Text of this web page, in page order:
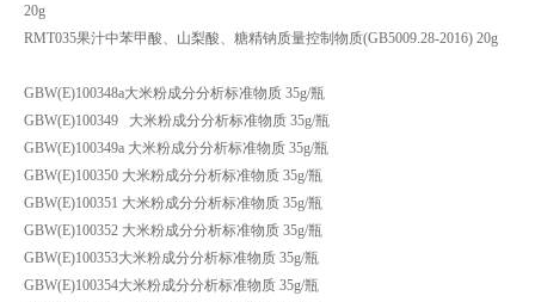
20g
RMT035果汁中苯甲酸、山梨酸、糖精钠质量控制物质(GB5009.28-2016) 20g
GBW(E)100348a大米粉成分分析标准物质 35g/瓶
GBW(E)100349 大米粉成分分析标准物质 35g/瓶
GBW(E)100349a 大米粉成分分析标准物质 35g/瓶
GBW(E)100350 大米粉成分分析标准物质 35g/瓶
GBW(E)100351 大米粉成分分析标准物质 35g/瓶
GBW(E)100352 大米粉成分分析标准物质 35g/瓶
GBW(E)100353大米粉成分分析标准物质 35g/瓶
GBW(E)100354大米粉成分分析标准物质 35g/瓶